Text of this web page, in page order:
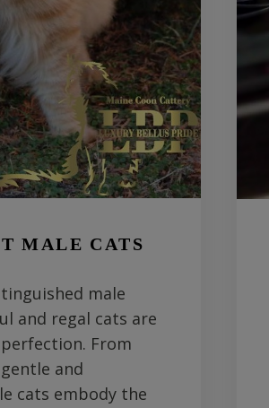
MALE CATS
male
and regal cats are
From
and
cats embody the